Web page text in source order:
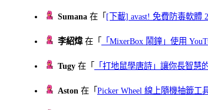
Sumana 在「 [下載] avast! 免費防毒軟體
李紹煒在「 「MixerBox 鬧鐘」使用
Tugy 在「 「打地鼠學唐詩」讓你長智慧
Aston 在「Picker Wheel 線上隨機抽籤工